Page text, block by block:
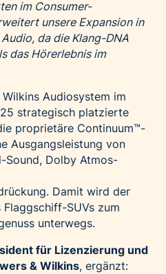
im Consumer-
unsere Expansion in
da die Klang-DNA
das Hörerlebnis im
Audiosystem im
strategisch platzierte
proprietäre Continuum™-
Ausgangsleistung von
Sound, Dolby Atmos-
Damit wird der
Flaggschiff-SUVs zum
unterwegs.
für Lizenzierung und
& Wilkins, ergänzt: